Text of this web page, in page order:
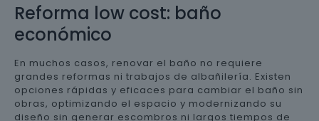
Reforma low cost: baño
económico
En muchos casos, renovar el baño no requiere
grandes reformas ni trabajos de albañilería. Existen
opciones rápidas y eficaces para cambiar el baño sin
obras, optimizando el espacio y modernizando su
diseño sin generar escombros ni largos tiempos de